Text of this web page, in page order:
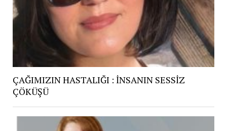
ÇAĞIMIZIN HASTALIĞI : İNSANIN SESSİZ
ÇÖKÜŞÜ